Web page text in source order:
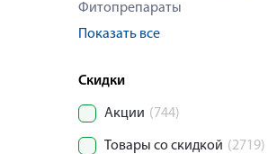
Фитопрепараты
Показать все
Скидки
Акции (744)
Товары со скидкой (2719)